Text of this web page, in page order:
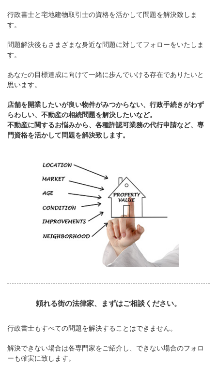
行政書士と宅地建物取引士の資格を活かして問題を解決致しま
す。
問題解決後もさまざまな身近な問題に対してフォローをいたしま
す。
あなたの目標達成に向けて一緒に歩んでいける存在でありたいと
思います。
店舗を開業したいが良い物件がみつからない、行政手続きがわず
らわしい、不動産の相続問題を解決したいなど。
不動産に関するお悩みから、各種許認可業務の代行申請など、専
門資格を活かして問題を解決致します。
頼れる街の法律家、まずはご相談ください。
行政書士もすべての問題を解決することはできません。
解決できない場合は各専門家をご紹介し、できない場合のフォロ
ーも確実に致します。